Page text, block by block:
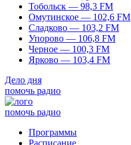
Тобольск — 98,3 FM
Омутинское — 102,6 FM
Сладково — 103,2 FM
Упорово — 106,8 FM
Черное — 100,3 FM
Ярково — 103,4 FM
Дело дня
помочь радио
помочь радио
Программы
Расписание